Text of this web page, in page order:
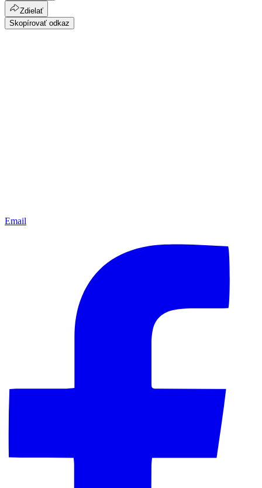
Zdielať
Skopírovať odkaz
Email